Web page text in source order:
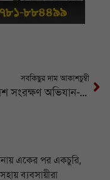
সবকিছুর দাম আকাশচুম্বী
মা ইলিশ সংরক্ষণ অভিযান-২০২৫ বাস্তবায়নে বাংলাদেশ নৌবাহিনী
একের পর একচুরি,
ব্যবসায়ীরা